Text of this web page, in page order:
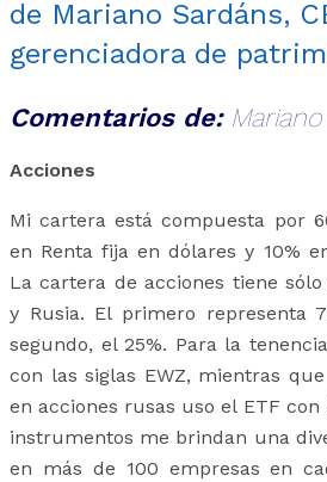
de Mariano Sardáns,
gerenciadora de
Comentarios de:Mariano
Acciones
Mi cartera está compuesta por
en Renta fija en dólares y 10%
La cartera de acciones tiene
y Rusia. El primero representa
segundo, el 25%. Para la
con las siglas EWZ, mientras
en acciones rusas uso el ETF con
instrumentos me brindan una
en más de 100 empresas en